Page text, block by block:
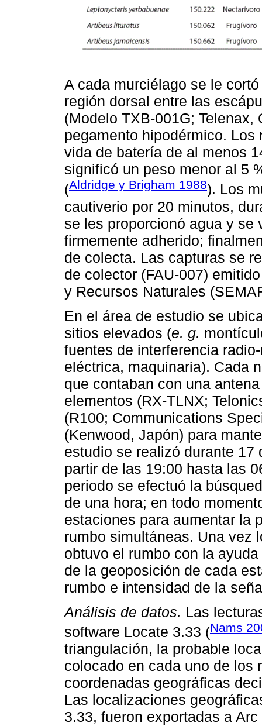
A cada murciélago se le
región dorsal entre las
(Modelo TXB-001G;
pegamento hipodérmico.
vida de batería de al menos
significó un peso menor al 5
(Aldridge y Brigham 1988). Los
cautiverio por 20 minutos,
se les proporcionó agua y
firmemente adherido;
de colecta. Las capturas se
de colector (FAU-007)
y Recursos Naturales
En el área de estudio se
sitios elevados (e. g.
fuentes de interferencia
eléctrica, maquinaria). Cada
que contaban con una
elementos (RX-TLNX;
(R100; Communications
(Kenwood, Japón) para
estudio se realizó durante
partir de las 19:00 hasta las
periodo se efectuó la
de una hora; en todo
estaciones para aumentar la
rumbo simultáneas. Una vez
obtuvo el rumbo con la
de la geoposición de cada
rumbo e intensidad de la
Análisis de datos. Las
software Locate 3.33 (Nams
triangulación, la probable
colocado en cada uno de los
coordenadas geográficas
Las localizaciones
3.33, fueron exportadas a